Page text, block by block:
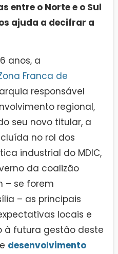
entre o Norte e o Sul
ajuda a decifrar a
anos, a
Franca de
responsável
regional,
seu novo titular, a
no rol dos
industrial do MDIC,
da coalizão
– se forem
– as principais
locais e
à futura gestão deste
desenvolvimento